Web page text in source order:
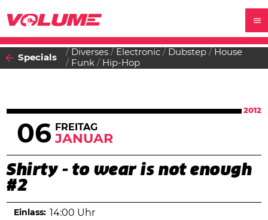
Specials
Diverses Electronic Dubstep
House
Funk
Hip-Hop
2012
06 FREITAG
JANUAR
Shirty - to wear is not enough
#2
Einlass: 14:00 Uhr